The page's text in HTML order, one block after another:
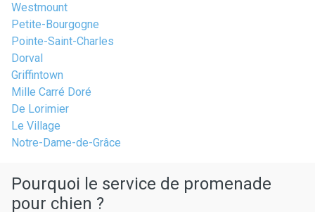
Westmount
Petite-Bourgogne
Pointe-Saint-Charles
Dorval
Griffintown
Mille Carré Doré
De Lorimier
Le Village
Notre-Dame-de-Grâce
Pourquoi le service de promenade
pour chien ?